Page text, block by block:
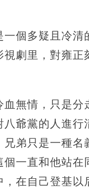
個多疑且冷
劇里，對雍
無情，只是
爺黨的人進行
兄弟只是一種名
一直和他站
在自己登基